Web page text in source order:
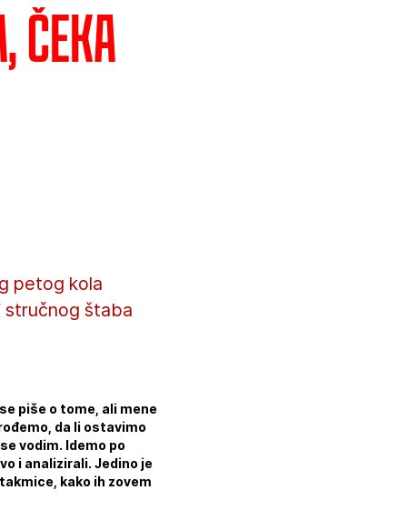
čeka
petog kola
stručnog štaba
piše o tome, ali mene
da li ostavimo
vodim. Idemo po
i analizirali. Jedino je
kako ih zovem